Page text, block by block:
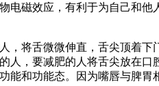
磁效应，有利于为自己和
将舌微微伸直，舌尖顶着
，要减肥的人将舌尖放在
和功能态。因为嘴唇与脾